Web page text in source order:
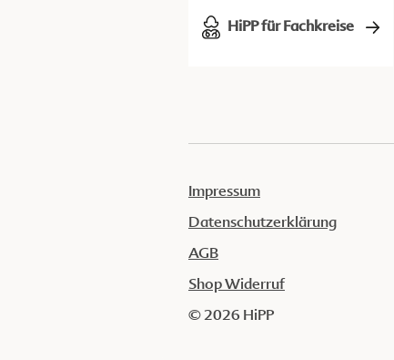
HiPP für Fachkreise
Impressum
Datenschutzerklärung
AGB
Shop Widerruf
© 2026 HiPP